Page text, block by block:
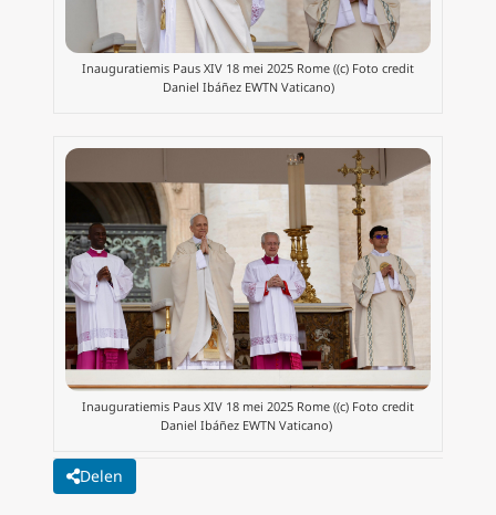
Inauguratiemis Paus XIV 18 mei 2025 Rome ((c) Foto credit
Daniel Ibáñez EWTN Vaticano)
Inauguratiemis Paus XIV 18 mei 2025 Rome ((c) Foto credit
Daniel Ibáñez EWTN Vaticano)
Delen